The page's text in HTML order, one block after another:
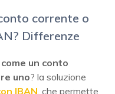
corrente o
Differenze
un conto
uno? la soluzione
IBAN , che permette